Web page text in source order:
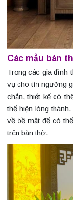
Các mẫu bàn
Trong các gia đình
vụ cho tín ngưỡng
chắn, thiết kế có
thể hiện lòng
về bề mặt để có
trên bàn thờ.